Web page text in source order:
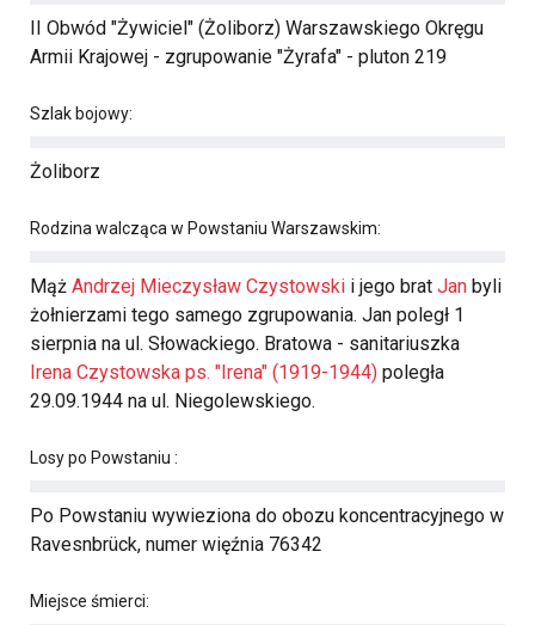
II Obwód "Żywiciel" (Żoliborz) Warszawskiego Okręgu
Armii Krajowej - zgrupowanie "Żyrafa" - pluton 219
Szlak bojowy:
Żoliborz
Rodzina walcząca w Powstaniu Warszawskim:
Mąż Andrzej Mieczysław Czystowski i jego brat Jan byli
żołnierzami tego samego zgrupowania. Jan poległ 1
sierpnia na ul. Słowackiego. Bratowa - sanitariuszka
Irena Czystowska ps. "Irena" (1919-1944) poległa
29.09.1944 na ul. Niegolewskiego.
Losy po Powstaniu :
Po Powstaniu wywieziona do obozu koncentracyjnego w
Ravesnbrück, numer więźnia 76342
Miejsce śmierci: